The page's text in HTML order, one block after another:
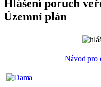
Hlášení poruch
Územní plán
Návod pro